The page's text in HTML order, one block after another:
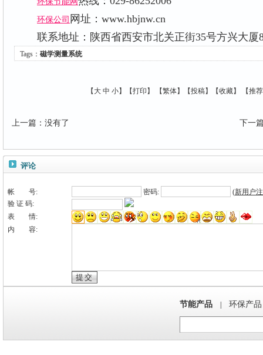
环保公司 网址：www.hbjnw.cn
联系地址：陕西省西安市北关正街35号方兴大厦
Tags： 磁学测量系统
【 大 中 小】【打印 】 【繁体】【投稿】【收藏】 【推荐
上一篇 ： 没有了 下一
评论
帐 号: 密码: (新用户
验 证 码:
表 情:
内 容:
节能产品 环保产品